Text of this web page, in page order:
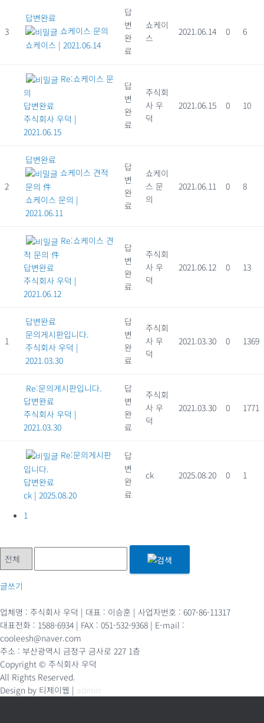
3
답변완료
쇼케이스 문의
쇼케이스 | 2021.06.14
답
변
완
료
쇼케이
스
2021.06.14 0 6
Re:쇼케이스 문
의
답변완료
주식회사 우덕 |
2021.06.15
답
변
완
료
주식회
사 우
덕
2021.06.15 0 10
2
답변완료
쇼케이스 견적
문의 件
쇼케이스 문의 |
2021.06.11
답
변
완
료
쇼케이
스 문
의
2021.06.11 0 8
Re:쇼케이스 견
적 문의 件
답변완료
주식회사 우덕 |
2021.06.12
답
변
완
료
주식회
사 우
덕
2021.06.12 0 13
1
답변완료
문의게시판입니다.
주식회사 우덕 |
2021.03.30
답
변
완
료
주식회
사 우
덕
2021.03.30 0 1369
Re:문의게시판입니다.
답변완료
주식회사 우덕 |
2021.03.30
답
변
완
료
주식회
사 우
덕
2021.03.30 0 1771
Re:문의게시판
입니다.
답변완료
ck | 2025.08.20
답
변
완
료
ck 2025.08.20 0 1
1
글쓰기
업체명 : 주식회사 우덕 | 대표 : 이승훈 | 사업자번호 : 607-86-11317
대표전화 : 1588-6934 | FAX : 051-532-9368 | E-mail :
cooleesh@naver.com
주소 : 부산광역시 금정구 금사로 227 1층
Copyright © 주식회사 우덕
All Rights Reserved.
Design by 티제이웹 | admin